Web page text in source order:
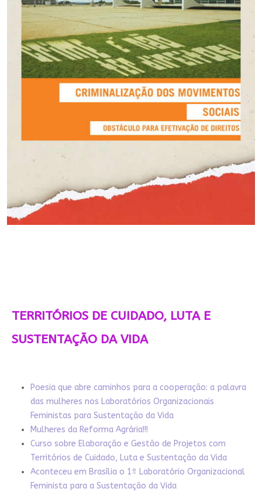
TERRITÓRIOS DE CUIDADO, LUTA E
SUSTENTAÇÃO DA VIDA
Poesia que abre caminhos para a cooperação: a palavra
das mulheres nos Laboratórios Organizacionais
Feministas para Sustentação da Vida
Mulheres da Reforma Agrária!!!
Curso sobre Elaboração e Gestão de Projetos com
Territórios de Cuidado, Luta e Sustentação da Vida
Aconteceu em Brasília o 1º Laboratório Organizacional
Feminista para a Sustentação da Vida